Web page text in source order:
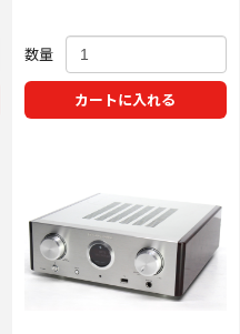
数量
カートに入れる